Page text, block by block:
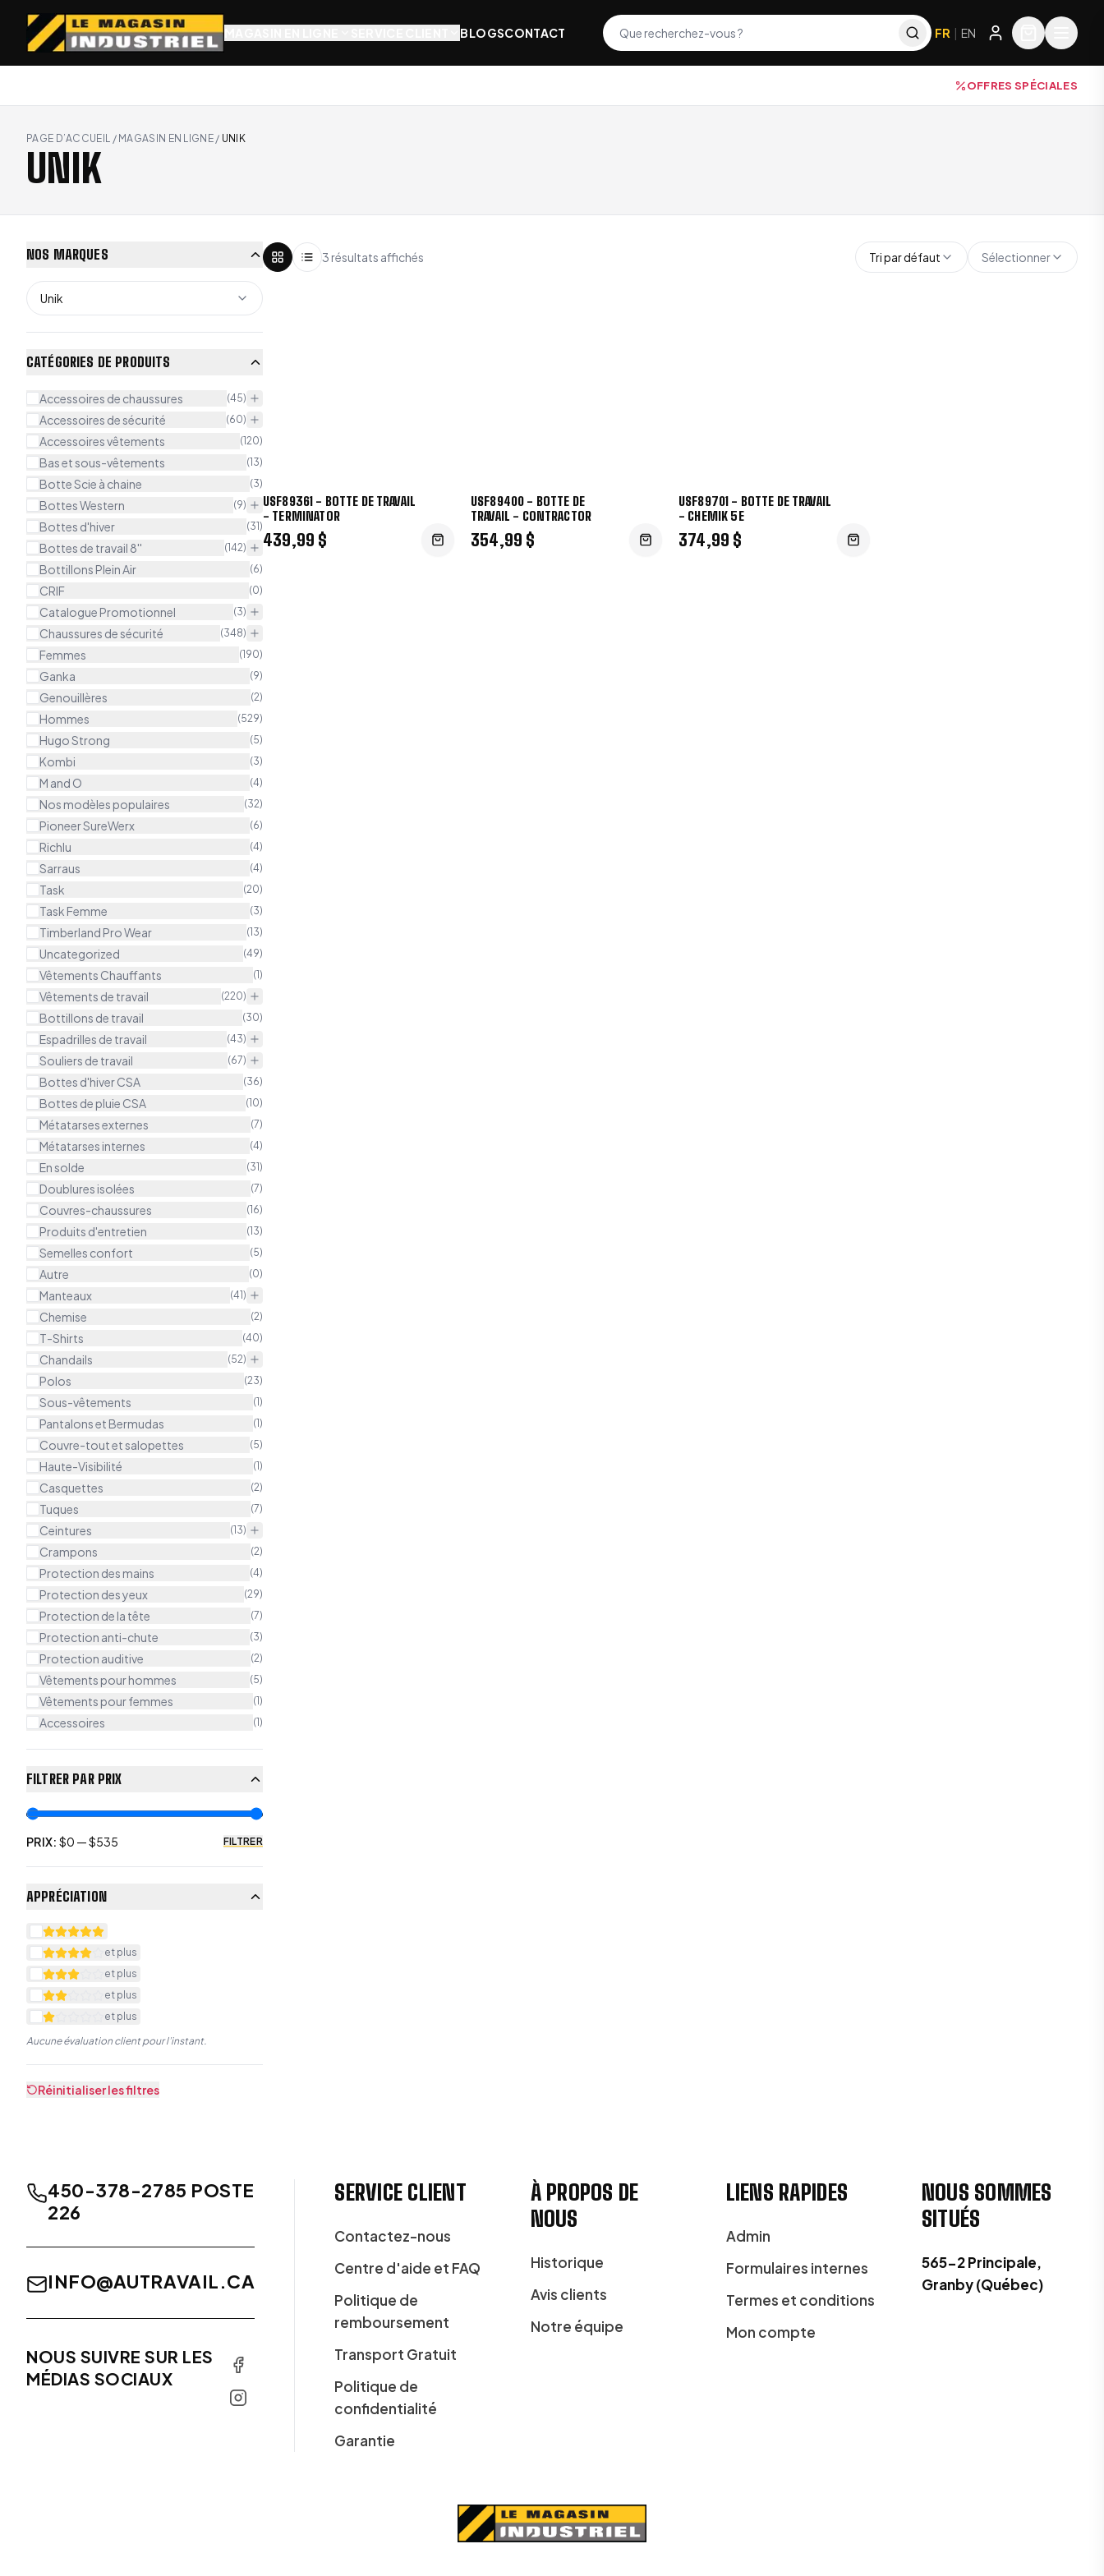
BLOGSCONTACT FR | EN
OFFRES SPÉCIALES
PAGE D’ACCUEIL / MAGASIN EN LIGNE / UNIK
UNIK
NOS MARQUES
Unik
CATÉGORIES DE PRODUITS
Accessoires de chaussures (45)
Accessoires de sécurité (60)
Accessoires vêtements (120)
Bas et sous-vêtements (13)
Botte Scie à chaine (3)
Bottes Western (9)
Bottes d'hiver (31)
Bottes de travail 8'' (142)
Bottillons Plein Air (6)
CRIF (0)
Catalogue Promotionnel (3)
Chaussures de sécurité (348)
Femmes (190)
Ganka (9)
Genouillères (2)
Hommes (529)
Hugo Strong (5)
Kombi (3)
M and O (4)
Nos modèles populaires (32)
Pioneer SureWerx (6)
Richlu (4)
Sarraus (4)
Task (20)
Task Femme (3)
Timberland Pro Wear (13)
Uncategorized (49)
Vêtements Chauffants (1)
Vêtements de travail (220)
Bottillons de travail (30)
Espadrilles de travail (43)
Souliers de travail (67)
Bottes d'hiver CSA (36)
Bottes de pluie CSA (10)
Métatarses externes (7)
Métatarses internes (4)
En solde (31)
Doublures isolées (7)
Couvres-chaussures (16)
Produits d'entretien (13)
Semelles confort (5)
Autre (0)
Manteaux (41)
Chemise (2)
T-Shirts (40)
Chandails (52)
Polos (23)
Sous-vêtements (1)
Pantalons et Bermudas (1)
Couvre-tout et salopettes (5)
Haute-Visibilité (1)
Casquettes (2)
Tuques (7)
Ceintures (13)
Crampons (2)
Protection des mains (4)
Protection des yeux (29)
Protection de la tête (7)
Protection anti-chute (3)
Protection auditive (2)
Vêtements pour hommes (5)
Vêtements pour femmes (1)
Accessoires (1)
FILTRER PAR PRIX
PRIX: $0 — $535 FILTRER
APPRÉCIATION
et plus
et plus
et plus
et plus
Aucune évaluation client pour l’instant.
Réinitialiser les filtres
3 résultats affichés Tri par défaut Sélectionner
USF89361 - BOTTE DE TRAVAIL
- TERMINATOR
439,99 $
USF89400 - BOTTE DE
TRAVAIL - CONTRACTOR
354,99 $
USF89701 - BOTTE DE TRAVAIL
- CHEMIK 5E
374,99 $
450-378-2785 POSTE
226
INFO@AUTRAVAIL.CA
NOUS SUIVRE SUR LES
MÉDIAS SOCIAUX
SERVICE CLIENT
Contactez-nous
Centre d'aide et FAQ
Politique de
remboursement
Transport Gratuit
Politique de
confidentialité
Garantie
À PROPOS DE
NOUS
Historique
Avis clients
Notre équipe
LIENS RAPIDES
Admin
Formulaires internes
Termes et conditions
Mon compte
NOUS SOMMES
SITUÉS
565-2 Principale,
Granby (Québec)